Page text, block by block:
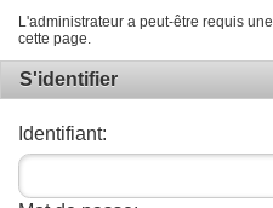
L'administrateur a peut-être requis une
cette page.
S'identifier
Identifiant: